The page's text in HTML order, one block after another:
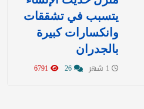
يتسبب في تشققات
وانكسارات كبيرة
بالجدران